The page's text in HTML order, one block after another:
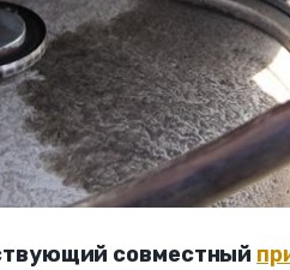
совместный